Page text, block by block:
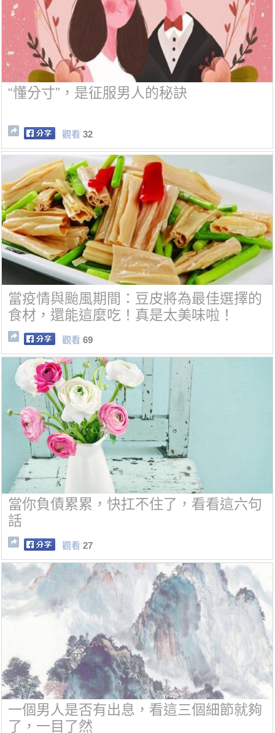
“懂分寸”，是征服男人的秘訣
觀看 32
當疫情與颱風期間：豆皮將為最佳選擇的
食材，還能這麼吃！真是太美味啦！
觀看 69
當你負債累累，快扛不住了，看看這六句
話
觀看 27
一個男人是否有出息，看這三個細節就夠
了，一目了然